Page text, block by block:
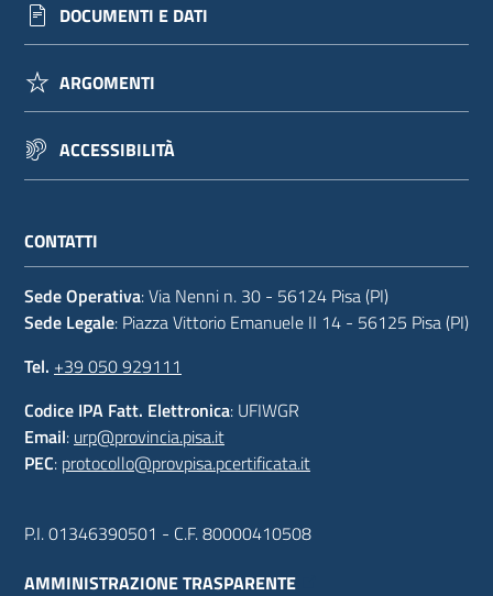
DOCUMENTI E DATI
ARGOMENTI
ACCESSIBILITÀ
CONTATTI
Sede Operativa: Via Nenni n. 30 - 56124 Pisa (PI)
Sede Legale: Piazza Vittorio Emanuele II 14 - 56125 Pisa (PI)
Tel. +39 050 929111
Codice IPA Fatt. Elettronica: UFIWGR
Email: urp@provincia.pisa.it
PEC: protocollo@provpisa.pcertificata.it
P.I. 01346390501 - C.F. 80000410508
AMMINISTRAZIONE TRASPARENTE